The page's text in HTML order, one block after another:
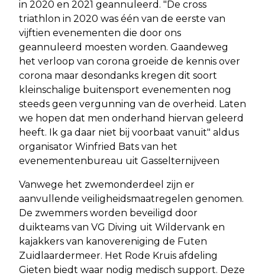
in 2020 en 2021 geannuleerd. "De cross
triathlon in 2020 was één van de eerste van
vijftien evenementen die door ons
geannuleerd moesten worden. Gaandeweg
het verloop van corona groeide de kennis over
corona maar desondanks kregen dit soort
kleinschalige buitensport evenementen nog
steeds geen vergunning van de overheid. Laten
we hopen dat men onderhand hiervan geleerd
heeft. Ik ga daar niet bij voorbaat vanuit" aldus
organisator Winfried Bats van het
evenementenbureau uit Gasselternijveen
Vanwege het zwemonderdeel zijn er
aanvullende veiligheidsmaatregelen genomen.
De zwemmers worden beveiligd door
duikteams van VG Diving uit Wildervank en
kajakkers van kanovereniging de Futen
Zuidlaardermeer. Het Rode Kruis afdeling
Gieten biedt waar nodig medisch support. Deze